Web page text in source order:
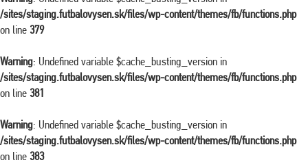
/sites/staging.futbalovysen.sk/files/wp-content/themes/fb/functions.php
on line 379
Warning: Undefined variable $cache_busting_version in
/sites/staging.futbalovysen.sk/files/wp-content/themes/fb/functions.php
on line 381
Warning: Undefined variable $cache_busting_version in
/sites/staging.futbalovysen.sk/files/wp-content/themes/fb/functions.php
on line 383